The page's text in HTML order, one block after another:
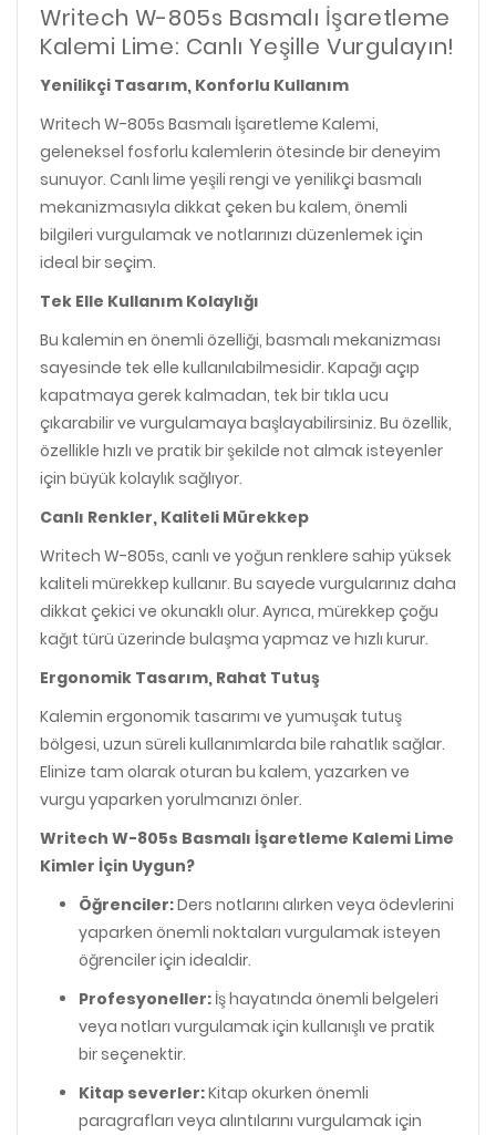
Writech W-805s Basmalı İşaretleme
Kalemi Lime: Canlı Yeşille Vurgulayın!
Yenilikçi Tasarım, Konforlu Kullanım
Writech W-805s Basmalı İşaretleme Kalemi,
geleneksel fosforlu kalemlerin ötesinde bir deneyim
sunuyor. Canlı lime yeşili rengi ve yenilikçi basmalı
mekanizmasıyla dikkat çeken bu kalem, önemli
bilgileri vurgulamak ve notlarınızı düzenlemek için
ideal bir seçim.
Tek Elle Kullanım Kolaylığı
Bu kalemin en önemli özelliği, basmalı mekanizması
sayesinde tek elle kullanılabilmesidir. Kapağı açıp
kapatmaya gerek kalmadan, tek bir tıkla ucu
çıkarabilir ve vurgulamaya başlayabilirsiniz. Bu özellik,
özellikle hızlı ve pratik bir şekilde not almak isteyenler
için büyük kolaylık sağlıyor.
Canlı Renkler, Kaliteli Mürekkep
Writech W-805s, canlı ve yoğun renklere sahip yüksek
kaliteli mürekkep kullanır. Bu sayede vurgularınız daha
dikkat çekici ve okunaklı olur. Ayrıca, mürekkep çoğu
kağıt türü üzerinde bulaşma yapmaz ve hızlı kurur.
Ergonomik Tasarım, Rahat Tutuş
Kalemin ergonomik tasarımı ve yumuşak tutuş
bölgesi, uzun süreli kullanımlarda bile rahatlık sağlar.
Elinize tam olarak oturan bu kalem, yazarken ve
vurgu yaparken yorulmanızı önler.
Writech W-805s Basmalı İşaretleme Kalemi Lime
Kimler İçin Uygun?
Öğrenciler:Ders notlarını alırken veya ödevlerini
yaparken önemli noktaları vurgulamak isteyen
öğrenciler için idealdir.
Profesyoneller: İş hayatında önemli belgeleri
veya notları vurgulamak için kullanışlı ve pratik
bir seçenektir.
Kitap severler:Kitap okurken önemli
paragrafları veya alıntılarını vurgulamak için